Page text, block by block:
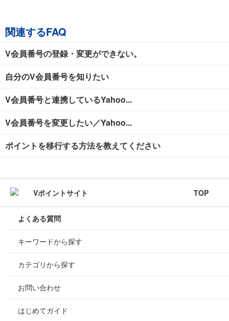
関連するFAQ
V会員番号の登録・変更ができない。
自分のV会員番号を知りたい
V会員番号と連携しているYahoo...
V会員番号を変更したい／Yahoo...
ポイントを移行する方法を教えてください
TOP
よくある質問
キーワードから探す
カテゴリから探す
お問い合わせ
はじめてガイド